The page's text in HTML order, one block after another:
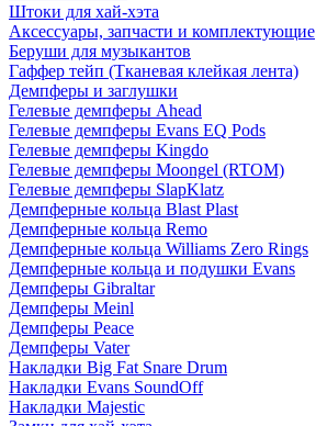
Штоки для хай-хэта
Аксессуары, запчасти и комплектующие
Беруши для музыкантов
Гаффер тейп (Тканевая клейкая лента)
Демпферы и заглушки
Гелевые демпферы Ahead
Гелевые демпферы Evans EQ Pods
Гелевые демпферы Kingdo
Гелевые демпферы Moongel (RTOM)
Гелевые демпферы SlapKlatz
Демпферные кольца Blast Plast
Демпферные кольца Remo
Демпферные кольца Williams Zero Rings
Демпферные кольца и подушки Evans
Демпферы Gibraltar
Демпферы Meinl
Демпферы Peace
Демпферы Vater
Накладки Big Fat Snare Drum
Накладки Evans SoundOff
Накладки Majestic